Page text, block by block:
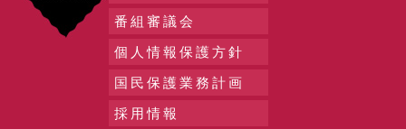
番組審議会
個人情報保護方針
国民保護業務計画
採用情報